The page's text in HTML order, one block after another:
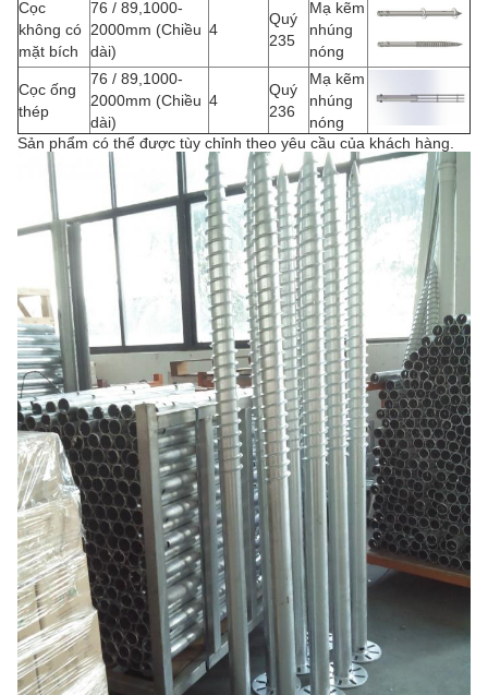
Cọc
không có
mặt bích
76 / 89,1000-
2000mm (Chiều
dài)
4
Quý
235
Mạ kẽm
nhúng
nóng
Cọc ống
thép
76 / 89,1000-
2000mm (Chiều
dài)
4
Quý
236
Mạ kẽm
nhúng
nóng
Sản phẩm có thể được tùy chỉnh theo yêu cầu của khách hàng.